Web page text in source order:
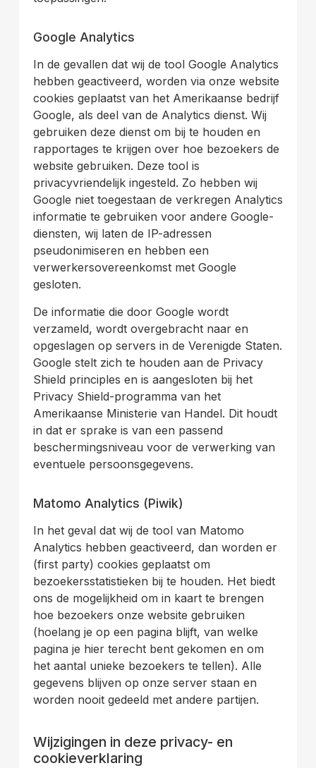
Google Analytics
In de gevallen dat wij de tool Google Analytics
hebben geactiveerd, worden via onze website
cookies geplaatst van het Amerikaanse bedrijf
Google, als deel van de Analytics dienst. Wij
gebruiken deze dienst om bij te houden en
rapportages te krijgen over hoe bezoekers de
website gebruiken. Deze tool is
privacyvriendelijk ingesteld. Zo hebben wij
Google niet toegestaan de verkregen Analytics
informatie te gebruiken voor andere Google-
diensten, wij laten de IP-adressen
pseudonimiseren en hebben een
verwerkersovereenkomst met Google
gesloten.
De informatie die door Google wordt
verzameld, wordt overgebracht naar en
opgeslagen op servers in de Verenigde Staten.
Google stelt zich te houden aan de Privacy
Shield principles en is aangesloten bij het
Privacy Shield-programma van het
Amerikaanse Ministerie van Handel. Dit houdt
in dat er sprake is van een passend
beschermingsniveau voor de verwerking van
eventuele persoonsgegevens.
Matomo Analytics (Piwik)
In het geval dat wij de tool van Matomo
Analytics hebben geactiveerd, dan worden er
(first party) cookies geplaatst om
bezoekersstatistieken bij te houden. Het biedt
ons de mogelijkheid om in kaart te brengen
hoe bezoekers onze website gebruiken
(hoelang je op een pagina blijft, van welke
pagina je hier terecht bent gekomen en om
het aantal unieke bezoekers te tellen). Alle
gegevens blijven op onze server staan en
worden nooit gedeeld met andere partijen.
Wijzigingen in deze privacy- en
cookieverklaring